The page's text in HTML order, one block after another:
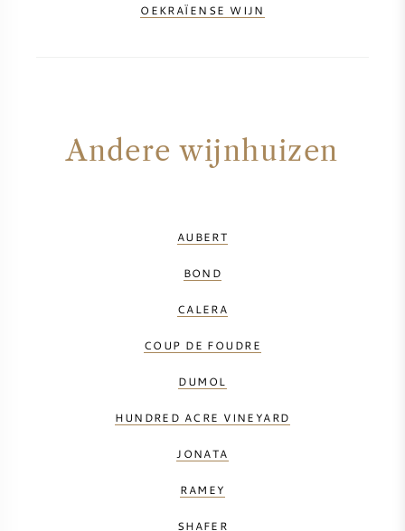
OEKRAÏENSE WIJN
Andere wijnhuizen
AUBERT
BOND
CALERA
COUP DE FOUDRE
DUMOL
HUNDRED ACRE VINEYARD
JONATA
RAMEY
SHAFER